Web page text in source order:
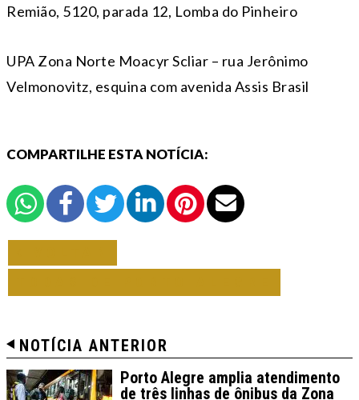
Remião, 5120, parada 12, Lomba do Pinheiro
UPA Zona Norte Moacyr Scliar – rua Jerônimo
Velmonovitz, esquina com avenida Assis Brasil
COMPARTILHE ESTA NOTÍCIA:
NOTÍCIA ANTERIOR
Porto Alegre amplia atendimento
de três linhas de ônibus da Zona